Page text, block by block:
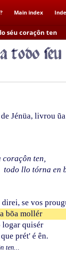
Main index
séu coraçôn ten
Jénüa, livrou
coraçôn ten,
todo llo tórna en
direi, se vos
bõa mollér
logar quisér
prét' é ên.
ten...